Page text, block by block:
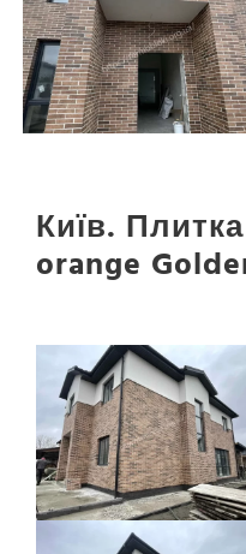
Київ.
orange